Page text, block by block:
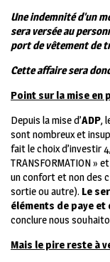
Une indemnité d’un
sera versée au
port de vêtement de
Cette affaire sera
Point sur la mise en
Depuis la mise d’ADP,
sont nombreux et
fait le choix d’investir
TRANSFORMATION
un confort et non des
sortie ou autre). Le
éléments de paye et
conclure nous
Mais le pire reste à